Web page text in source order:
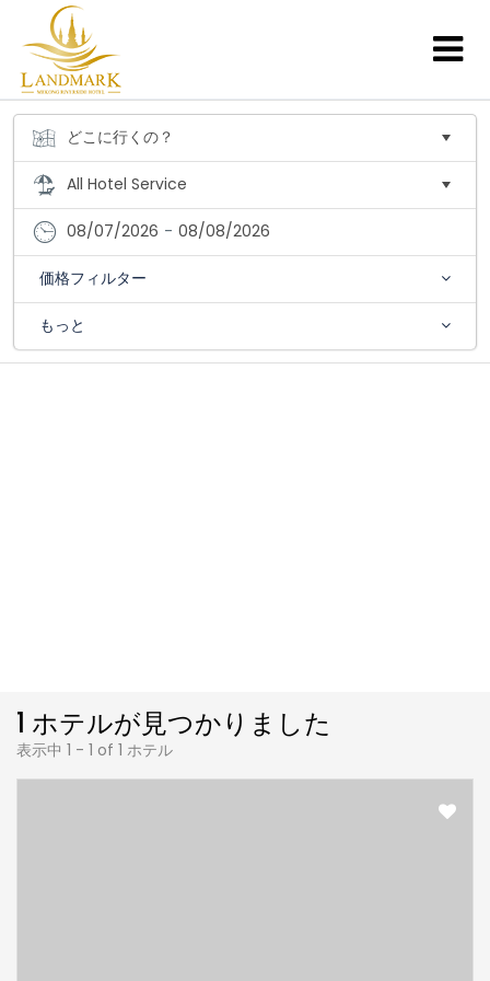
08/07/2026 - 08/08/2026
価格フィルター
もっと
1 ホテルが見つかりました
表示中 1 - 1 of 1 ホテル